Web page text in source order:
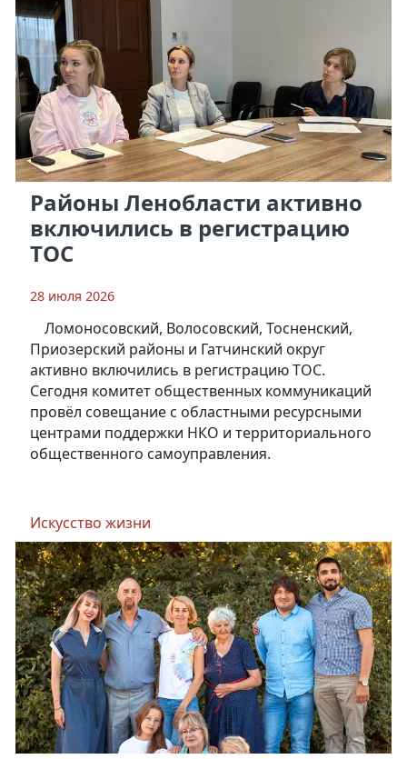
Районы Ленобласти активно
включились в регистрацию
ТОС
28 июля 2026
Ломоносовский, Волосовский, Тосненский,
Приозерский районы и Гатчинский округ
активно включились в регистрацию ТОС.
Сегодня комитет общественных коммуникаций
провёл совещание с областными ресурсными
центрами поддержки НКО и территориального
общественного самоуправления.
Искусство жизни